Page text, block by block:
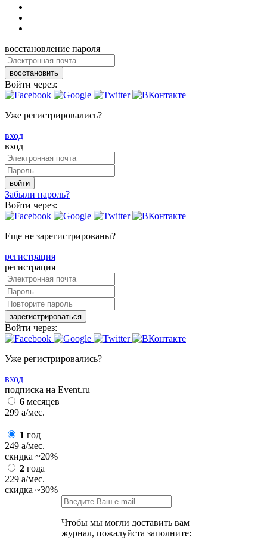
восстановление пароля
восстановить
Войти через:
Уже регистрировались?
вход
вход
войти
Забыли пароль?
Войти через:
Еще не зарегистрированы?
регистрация
регистрация
зарегистрироваться
Войти через:
Уже регистрировались?
вход
подписка на Event.ru
6 месяцев
299 a/мес.
1 год
249 a/мес.
скидка ~20%
2 года
229 a/мес.
скидка ~30%
Чтобы мы могли доставить вам
журнал, пожалуйста заполните: